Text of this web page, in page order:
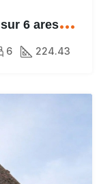
M
aison de 224,43 m² habitables sur 6 ares et 35 centiares à SURBOURG.
6 224.43